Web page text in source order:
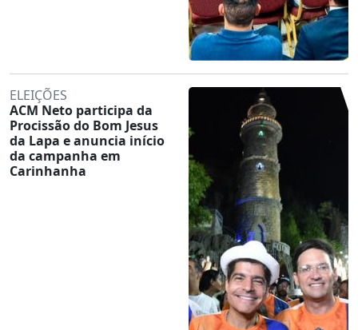
ELEIÇÕES
ACM Neto participa da
Procissão do Bom Jesus
da Lapa e anuncia início
da campanha em
Carinhanha